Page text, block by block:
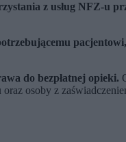
z usług NFZ-u
do bezpłatnej opieki.
osoby z